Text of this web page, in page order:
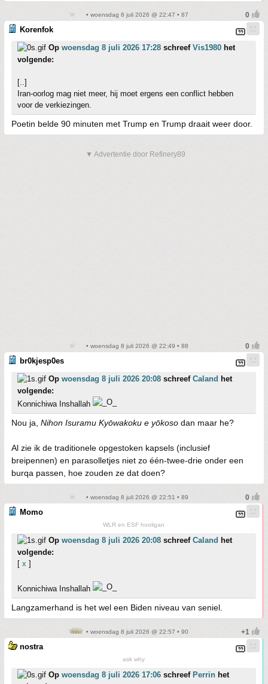
• woensdag 8 juli 2026 @ 22:47 • 87
Korenfok
Op woensdag 8 juli 2026 17:28 schreef Vis1980 het
volgende:
[..]
Iran-oorlog mag niet meer, hij moet ergens een conflict hebben
voor de verkiezingen.
Poetin belde 90 minuten met Trump en Trump draait weer door.
▼ Advertentie door Refinery89
• woensdag 8 juli 2026 @ 22:49 • 88
br0kjesp0es
Op woensdag 8 juli 2026 20:08 schreef Caland het
volgende:
Konnichiwa Inshallah
Nou ja, Nihon Isuramu Kyōwakoku e yōkoso dan maar he?
Al zie ik de traditionele opgestoken kapsels (inclusief
breipennen) en parasolletjes niet zo één-twee-drie onder een
burqa passen, hoe zouden ze dat doen?
• woensdag 8 juli 2026 @ 22:51 • 89
Momo
WLR en ESF hooligan
Op woensdag 8 juli 2026 20:08 schreef Caland het
volgende:
[ x ]
Konnichiwa Inshallah
Langzamerhand is het wel een Biden niveau van seniel.
• woensdag 8 juli 2026 @ 22:57 • 90
nostra
ask why
Op woensdag 8 juli 2026 17:06 schreef Perrin het